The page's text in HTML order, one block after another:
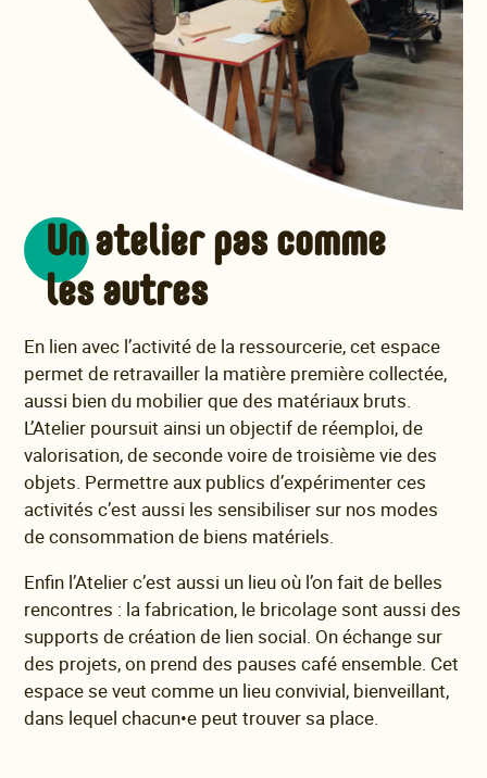
Un atelier pas comme
les autres
En lien avec l’activité de la ressourcerie, cet espace
permet de retravailler la matière première collectée,
aussi bien du mobilier que des matériaux bruts.
L’Atelier poursuit ainsi un objectif de réemploi, de
valorisation, de seconde voire de troisième vie des
objets. Permettre aux publics d’expérimenter ces
activités c’est aussi les sensibiliser sur nos modes
de consommation de biens matériels.
Enfin l’Atelier c’est aussi un lieu où l’on fait de belles
rencontres : la fabrication, le bricolage sont aussi des
supports de création de lien social. On échange sur
des projets, on prend des pauses café ensemble. Cet
espace se veut comme un lieu convivial, bienveillant,
dans lequel chacun•e peut trouver sa place.